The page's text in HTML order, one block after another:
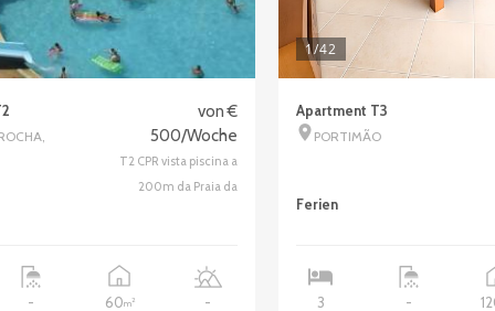
von €
500/Woche
T2 CPR vista piscina a
200m da Praia da
- 60m2 -
1/42
Apartment T3
PORTIMÃO
Ferien
3 -